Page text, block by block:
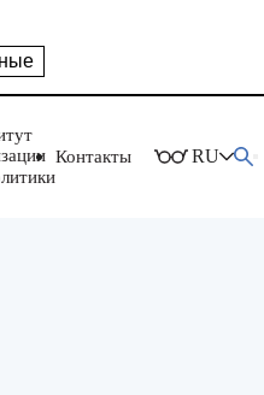
Контакты RU